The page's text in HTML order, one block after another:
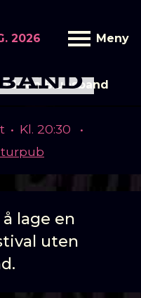
2026 Meny
Bluesband
• Kl. 20:30
•
lage en
uten